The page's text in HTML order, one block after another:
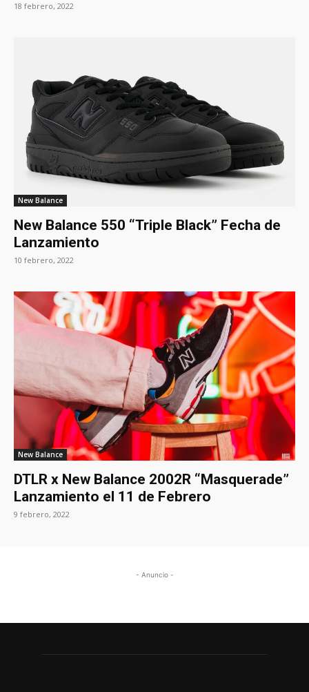
18 febrero, 2022
New Balance
New Balance 550 “Triple Black” Fecha de
Lanzamiento
10 febrero, 2022
New Balance
DTLR x New Balance 2002R “Masquerade”
Lanzamiento el 11 de Febrero
9 febrero, 2022
- Anuncio -